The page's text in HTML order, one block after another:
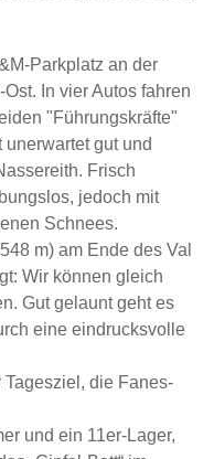
Parkplatz an der
In vier Autos fahren
"Führungskräfte"
unerwartet gut und
Frisch
jedoch mit
Schnees.
m) am Ende des Val
Wir können gleich
Gut gelaunt geht es
eine eindrucksvolle
die Fanes-
und ein 11er-Lager,